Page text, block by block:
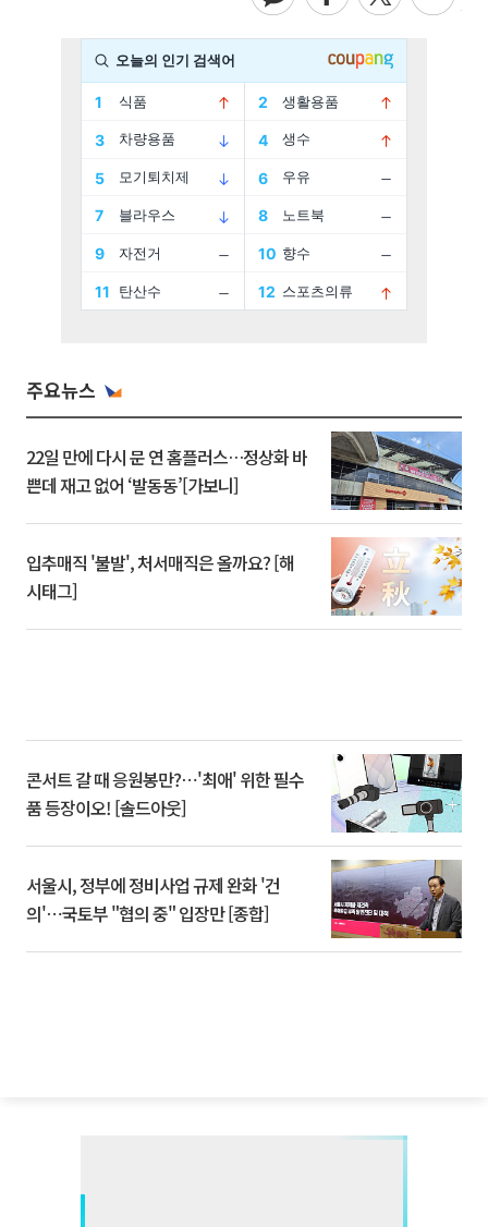
주요뉴스
22일 만에 다시 문 연 홈플러스…정상화 바
쁜데 재고 없어 ‘발동동’[가보니]
입추매직 '불발', 처서매직은 올까요? [해
시태그]
콘서트 갈 때 응원봉만?⋯'최애' 위한 필수
품 등장이오! [솔드아웃]
서울시, 정부에 정비사업 규제 완화 '건
의'⋯국토부 "협의 중" 입장만 [종합]